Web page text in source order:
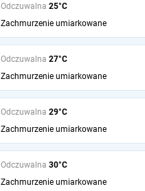
Odczuwalna 25°C
Zachmurzenie umiarkowane
Odczuwalna 27°C
Zachmurzenie umiarkowane
Odczuwalna 29°C
Zachmurzenie umiarkowane
Odczuwalna 30°C
Zachmurzenie umiarkowane